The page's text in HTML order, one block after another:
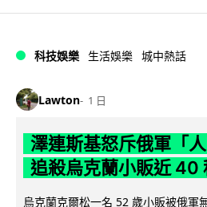
科技娛樂 生活娛樂 城中熱話
Lawton 1 日
澤連斯基怒斥俄軍「
追殺烏克蘭小販近 40
烏克蘭克爾松一名 52 歲小販被俄軍